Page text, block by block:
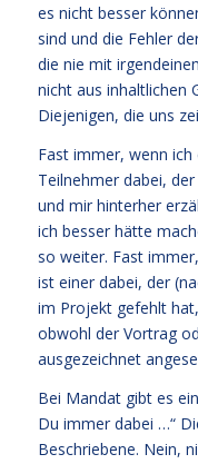
es nicht besser
sind und die Fehler
die nie mit
nicht aus inhaltlichen
Diejenigen, die uns
Fast immer, wenn
Teilnehmer dabei,
und mir hinterher
ich besser hätte
so weiter. Fast
ist einer dabei, der
im Projekt gefehlt
obwohl der Vortrag
ausgezeichnet
Bei Mandat gibt es
Du immer dabei …“
Beschriebene. Nein,